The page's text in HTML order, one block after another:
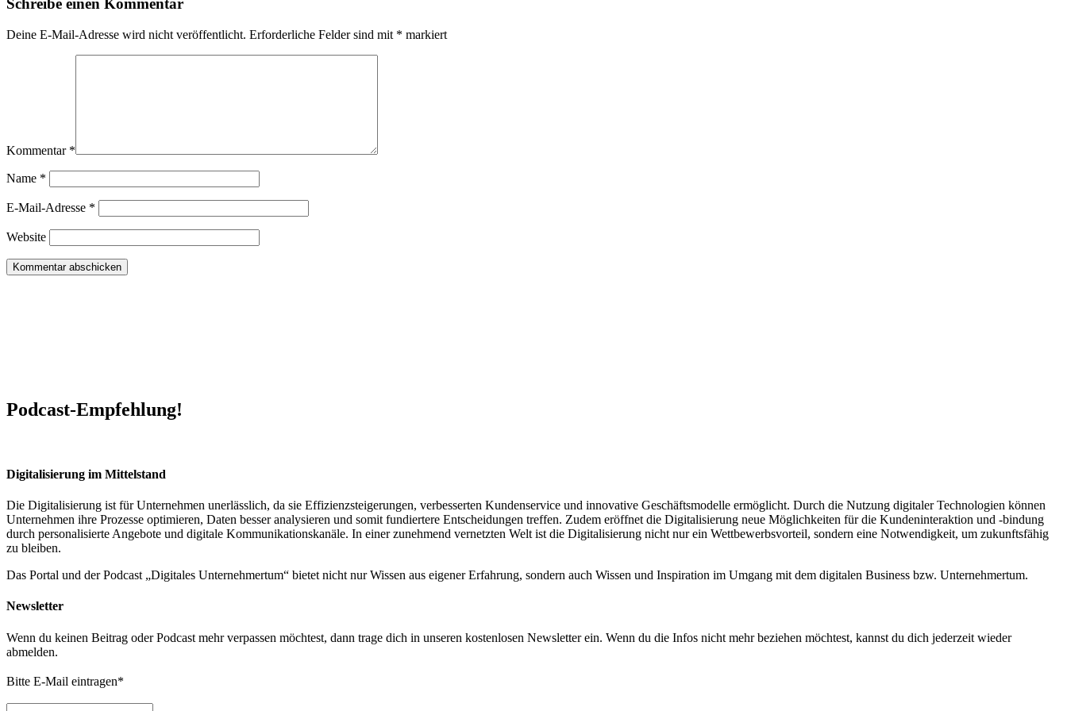
Schreibe einen Kommentar
Deine E-Mail-Adresse wird nicht veröffentlicht. Erforderliche Felder sind mit * markiert
Kommentar *
Name *
E-Mail-Adresse *
Website
Podcast-Empfehlung!
Digitalisierung im Mittelstand
Die Digitalisierung ist für Unternehmen unerlässlich, da sie Effizienzsteigerungen, verbesserten Kundenservice und innovative Geschäftsmodelle ermöglicht. Durch die Nutzung digitaler Technologien können
Unternehmen ihre Prozesse optimieren, Daten besser analysieren und somit fundiertere Entscheidungen treffen. Zudem eröffnet die Digitalisierung neue Möglichkeiten für die Kundeninteraktion und -bindung
durch personalisierte Angebote und digitale Kommunikationskanäle. In einer zunehmend vernetzten Welt ist die Digitalisierung nicht nur ein Wettbewerbsvorteil, sondern eine Notwendigkeit, um zukunftsfähig
zu bleiben.
Das Portal und der Podcast „Digitales Unternehmertum“ bietet nicht nur Wissen aus eigener Erfahrung, sondern auch Wissen und Inspiration im Umgang mit dem digitalen Business bzw. Unternehmertum.
Newsletter
Wenn du keinen Beitrag oder Podcast mehr verpassen möchtest, dann trage dich in unseren kostenlosen Newsletter ein. Wenn du die Infos nicht mehr beziehen möchtest, kannst du dich jederzeit wieder
abmelden.
Bitte E-Mail eintragen*